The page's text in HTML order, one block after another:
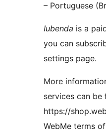
– Portuguese
Iubenda is a
you can
settings page.
More
services can be
https://
WebMe terms